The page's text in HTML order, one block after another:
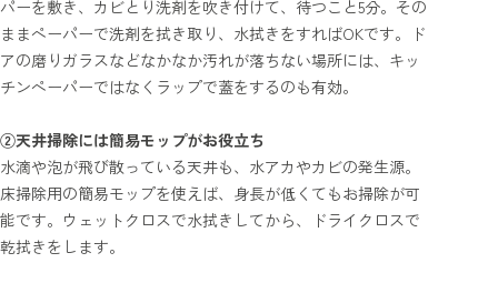
パーを敷き、カビとり洗剤を吹き付けて、待つこと5分。その
ままペーパーで洗剤を拭き取り、水拭きをすればOKです。ド
アの磨りガラスなどなかなか汚れが落ちない場所には、キッ
チンペーパーではなくラップで蓋をするのも有効。
②天井掃除には簡易モップがお役立ち
水滴や泡が飛び散っている天井も、水アカやカビの発生源。
床掃除用の簡易モップを使えば、身長が低くてもお掃除が可
能です。ウェットクロスで水拭きしてから、ドライクロスで
乾拭きをします。